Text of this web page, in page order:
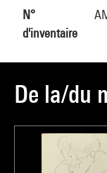
N°
d'inventaire
De la/du